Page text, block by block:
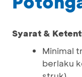
Syarat &
Minimal
berlaku